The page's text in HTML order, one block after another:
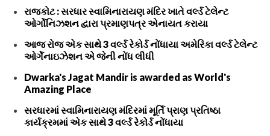
રાજકોટ : સરધાર સ્વામિનારાયણ મંદિર ખાતે વર્લ્ડ ટેલેન્ટ
ઓર્ગોનિઝશન દ્વારા પ્રમાણપત્ર એનાયત કરાયા
આજ રોજ એક સાથે 3 વર્લ્ડ રેકોર્ડ નોંધાયા અમેરિકા વર્લ્ડ ટેલેન્ટ
ઓર્ગેનાઇઝેશન એ જેની નોંધ લીધી
Dwarka's Jagat Mandir is awarded as World's
Amazing Place
સરધારમાં સ્વામિનારાયણ મંદિરમાં મૂર્તિ પ્રાણ પ્રતિષ્ઠા
કાર્યક્રમમાં એક સાથે 3 વર્લ્ડ રેકોર્ડ નોંધાયા